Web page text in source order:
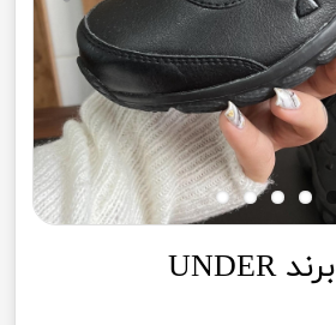
کتونی پسرانه برند UNDER